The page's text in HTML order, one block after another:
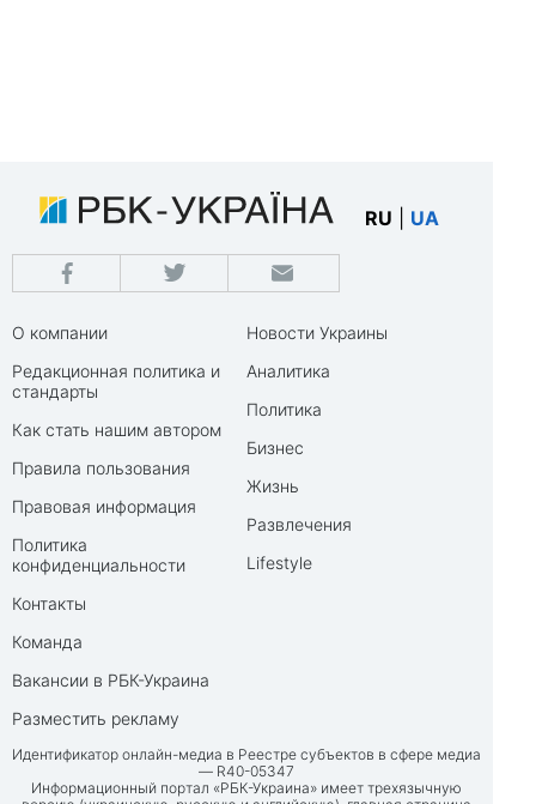
RU UA
О компании
Редакционная политика и
стандарты
Как стать нашим автором
Правила пользования
Правовая информация
Политика
конфиденциальности
Контакты
Команда
Вакансии в РБК-Украина
Разместить рекламу
Новости Украины
Аналитика
Политика
Бизнес
Жизнь
Развлечения
Lifestyle
Идентификатор онлайн-медиа в Реестре субъектов в сфере медиа
— R40-05347
Информационный портал «РБК-Украина» имеет трехязычную